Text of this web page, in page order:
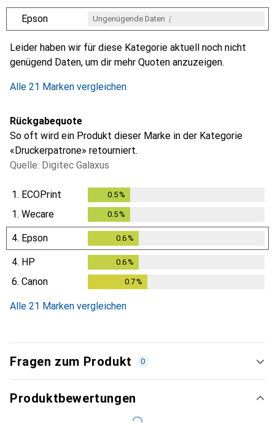
Epson Ungenügende Daten i
Leider haben wir für diese Kategorie aktuell noch nicht
genügend Daten, um dir mehr Quoten anzuzeigen.
Alle 21 Marken vergleichen
Rückgabequote
So oft wird ein Produkt dieser Marke in der Kategorie
«Druckerpatrone» retourniert.
Quelle: Digitec Galaxus
1. ECOPrint 0.5 %
1. Wecare 0.5 %
4. Epson 0.6 %
4. HP 0.6 %
6. Canon 0.7 %
Alle 21 Marken vergleichen
Fragen zum Produkt 0
Produktbewertungen